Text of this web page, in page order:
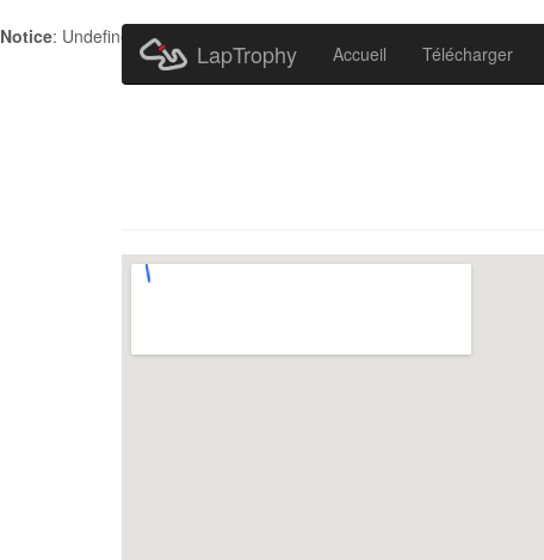
Notice: Undefined index: HTTP_ACCEPT_LANGUAGE in
LapTrophy Accueil Télécharger